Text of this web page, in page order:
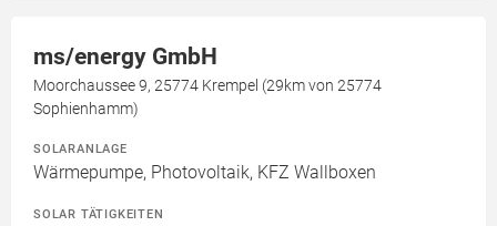
ms/energy GmbH
Moorchaussee 9, 25774 Krempel (29km von 25774
Sophienhamm)
SOLARANLAGE
Wärmepumpe, Photovoltaik, KFZ Wallboxen
SOLAR TÄTIGKEITEN